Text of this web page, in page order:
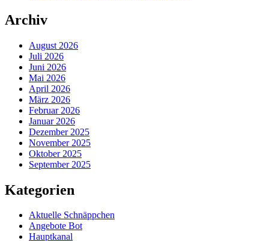
Archiv
August 2026
Juli 2026
Juni 2026
Mai 2026
April 2026
März 2026
Februar 2026
Januar 2026
Dezember 2025
November 2025
Oktober 2025
September 2025
Kategorien
Aktuelle Schnäppchen
Angebote Bot
Hauptkanal